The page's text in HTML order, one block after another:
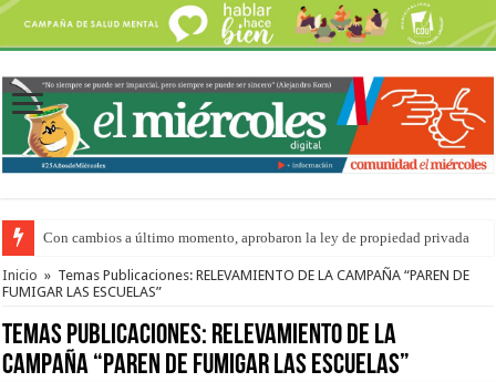
Con cambios a último momento, aprobaron la ley de propiedad privada
Del viernes 7 al domingo 9 de agosto: la agenda ¿A dónde ir? para este
Inicio » Temas Publicaciones: RELEVAMIENTO DE LA CAMPAÑA “PAREN DE
FUMIGAR LAS ESCUELAS”
Temas Publicaciones: RELEVAMIENTO DE LA
CAMPAÑA “PAREN DE FUMIGAR LAS ESCUELAS”